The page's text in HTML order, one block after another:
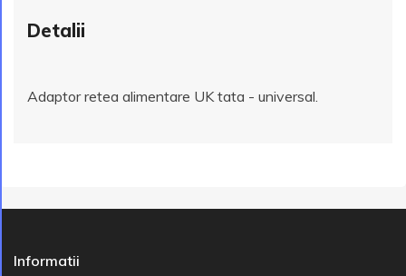
Detalii
Adaptor retea alimentare UK tata - universal.
Informatii